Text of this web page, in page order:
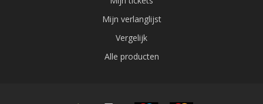
Mijn verlanglijst
Vergelijk
Alle producten